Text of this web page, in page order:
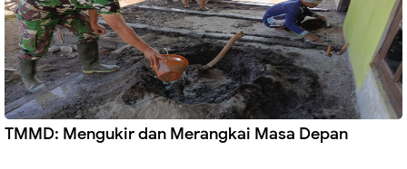
TMMD: Mengukir dan Merangkai Masa Depan